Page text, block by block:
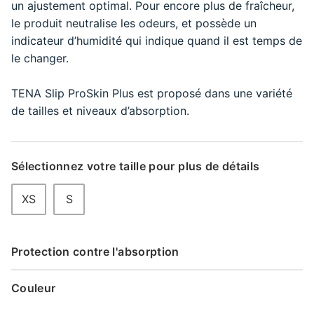
un ajustement optimal. Pour encore plus de fraîcheur,
le produit neutralise les odeurs, et possède un
indicateur d’humidité qui indique quand il est temps de
le changer.
TENA Slip ProSkin Plus est proposé dans une variété
de tailles et niveaux d’absorption.
Sélectionnez votre taille pour plus de détails
XS S
Protection contre l'absorption
Couleur